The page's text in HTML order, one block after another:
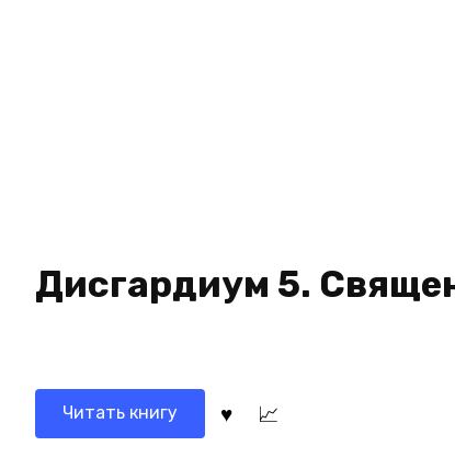
Дисгардиум 5.
Читать книгу